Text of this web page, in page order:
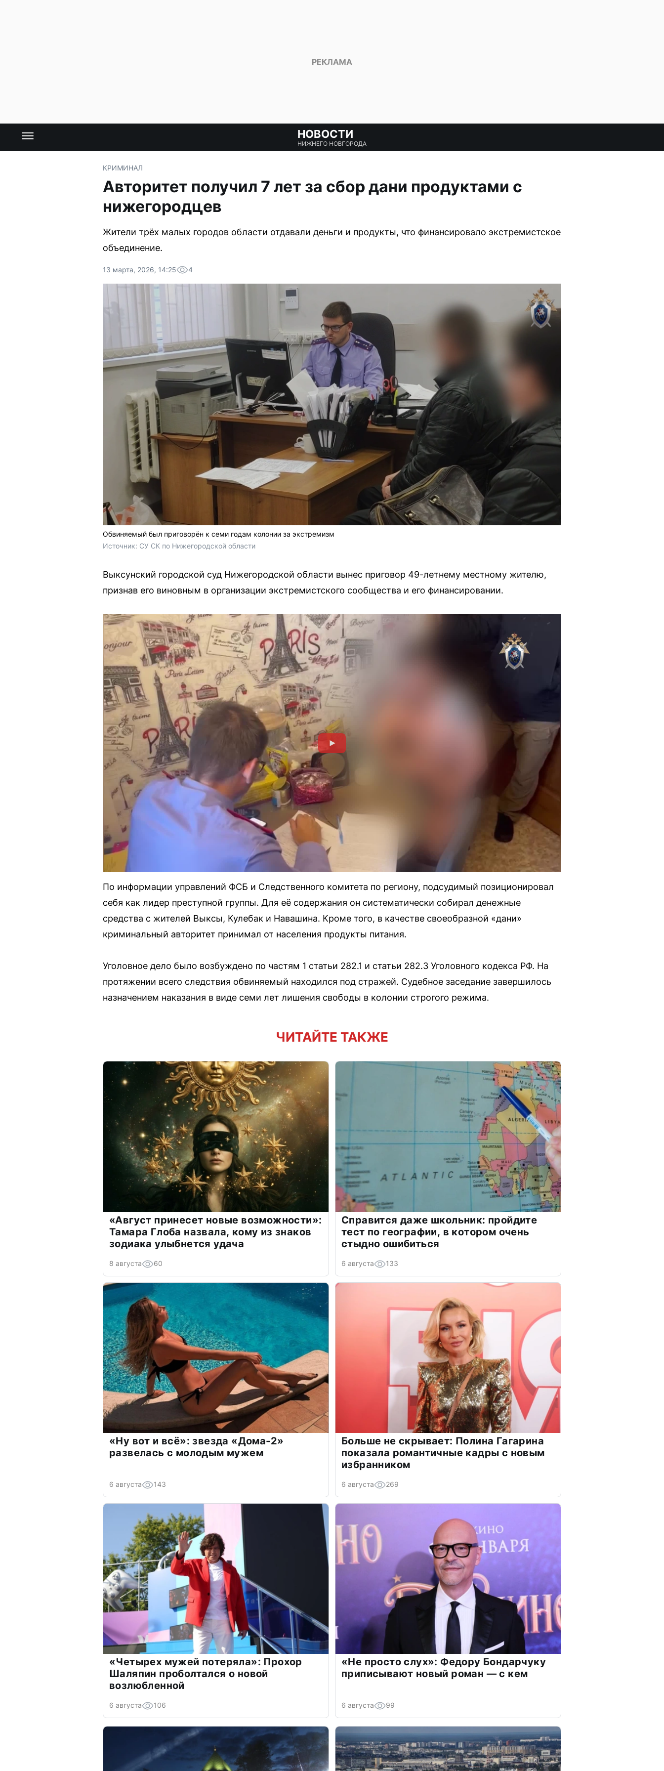
НОВОСТИ
НИЖНЕГО НОВГОРОДА
КРИМИНАЛ
Авторитет получил 7 лет за сбор дани продуктами с
нижегородцев
Жители трёх малых городов области отдавали деньги и продукты, что финансировало экстремистское
объединение.
13 марта, 2026, 14:25 4
Обвиняемый был приговорён к семи годам колонии за экстремизм
Источник: СУ СК по Нижегородской области
Выксунский городской суд Нижегородской области вынес приговор 49-летнему местному жителю,
признав его виновным в организации экстремистского сообщества и его финансировании.
По информации управлений ФСБ и Следственного комитета по региону, подсудимый позиционировал
себя как лидер преступной группы. Для её содержания он систематически собирал денежные
средства с жителей Выксы, Кулебак и Навашина. Кроме того, в качестве своеобразной «дани»
криминальный авторитет принимал от населения продукты питания.
Уголовное дело было возбуждено по частям 1 статьи 282.1 и статьи 282.3 Уголовного кодекса РФ. На
протяжении всего следствия обвиняемый находился под стражей. Судебное заседание завершилось
назначением наказания в виде семи лет лишения свободы в колонии строгого режима.
ЧИТАЙТЕ ТАКЖЕ
«Август принесет новые возможности»:
Тамара Глоба назвала, кому из знаков
зодиака улыбнется удача
8 августа 60
Справится даже школьник: пройдите
тест по географии, в котором очень
стыдно ошибиться
6 августа 133
«Ну вот и всё»: звезда «Дома-2»
развелась с молодым мужем
6 августа 143
Больше не скрывает: Полина Гагарина
показала романтичные кадры с новым
избранником
6 августа 269
«Четырех мужей потеряла»: Прохор
Шаляпин проболтался о новой
возлюбленной
6 августа 106
«Не просто слух»: Федору Бондарчуку
приписывают новый роман — с кем
6 августа 99